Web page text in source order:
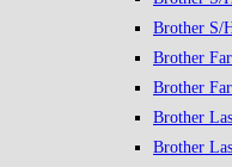
Brother S/
Brother
Brother
Brother
Brother